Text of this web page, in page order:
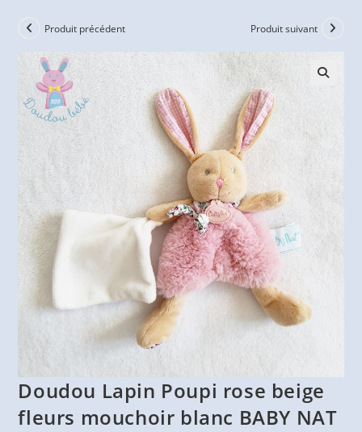
Produit précédent Produit suivant
Doudou Lapin Poupi rose beige
fleurs mouchoir blanc BABY NAT